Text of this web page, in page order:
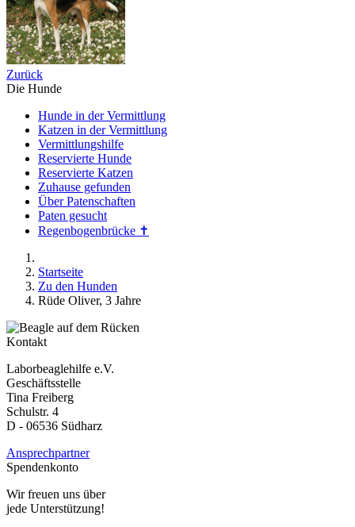
Zurück
Die Hunde
Hunde in der Vermittlung
Katzen in der Vermittlung
Vermittlungshilfe
Reservierte Hunde
Reservierte Katzen
Zuhause gefunden
Über Patenschaften
Paten gesucht
Regenbogenbrücke ✝
Startseite
Zu den Hunden
Rüde Oliver, 3 Jahre
Kontakt
Laborbeaglehilfe e.V.
Geschäftsstelle
Tina Freiberg
Schulstr. 4
D - 06536 Südharz
Ansprechpartner
Spendenkonto
Wir freuen uns über
jede Unterstützung!